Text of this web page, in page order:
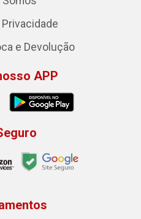
e Devolução
APP